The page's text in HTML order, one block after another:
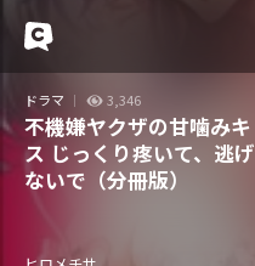
ドラマ 3,346
不機嫌ヤクザの甘噛みキ
ス じっくり疼いて、逃げ
ないで（分冊版）